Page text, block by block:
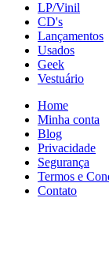
LP/Vinil
CD's
Lançamentos
Usados
Geek
Vestuário
Home
Minha conta
Blog
Privacidade
Segurança
Termos e
Contato